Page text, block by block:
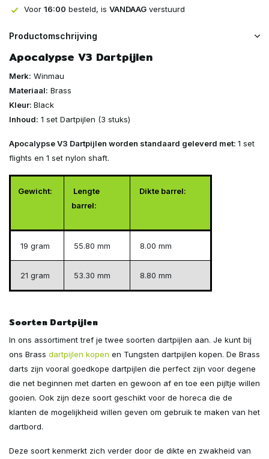
Voor 16:00 besteld, is VANDAAG verstuurd
Productomschrijving
Apocalypse V3 Dartpijlen
Merk: Winmau
Materiaal: Brass
Kleur: Black
Inhoud: 1 set Dartpijlen (3 stuks)
Apocalypse V3 Dartpijlen worden standaard geleverd met: 1 set
flights en 1 set nylon shaft.
Gewicht:
Lengte
barrel:
Dikte barrel:
19 gram 55.80 mm 8.00 mm
21 gram 53.30 mm 8.80 mm
Soorten Dartpijlen
In ons assortiment tref je twee soorten dartpijlen aan. Je kunt bij
ons Brass dartpijlen kopen en Tungsten dartpijlen kopen. De Brass
darts zijn vooral goedkope dartpijlen die perfect zijn voor degene
die net beginnen met darten en gewoon af en toe een pijltje willen
gooien. Ook zijn deze soort geschikt voor de horeca die de
klanten de mogelijkheid willen geven om gebruik te maken van het
dartbord.
Deze soort kenmerkt zich verder door de dikte en zwakheid van